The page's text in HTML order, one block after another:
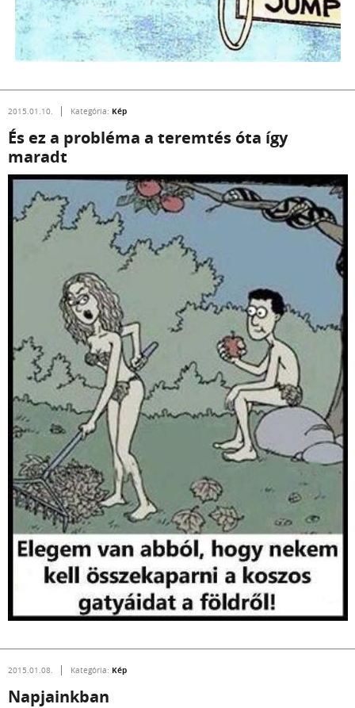
2015.01.10. Kategória: Kép
És ez a probléma a teremtés óta így
maradt
2015.01.08. Kategória: Kép
Napjainkban